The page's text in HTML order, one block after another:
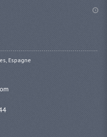
Espagne